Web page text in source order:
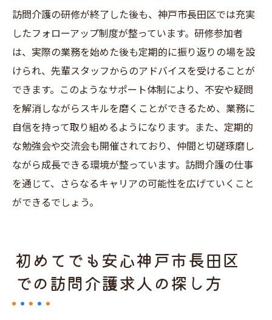
訪問介護の研修が終了した後も、神戸市長田区では充実
したフォローアップ制度が整っています。研修参加者
は、実際の業務を始めた後も定期的に振り返りの場を設
けられ、先輩スタッフからのアドバイスを受けることが
できます。このようなサポート体制により、不安や疑問
を解消しながらスキルを磨くことができるため、業務に
自信を持って取り組めるようになります。また、定期的
な勉強会や交流会も開催されており、仲間と切磋琢磨し
ながら成長できる環境が整っています。訪問介護の仕事
を通じて、さらなるキャリアの可能性を広げていくこと
ができるでしょう。
初めてでも安心神戸市長田区
での訪問介護求人の探し方